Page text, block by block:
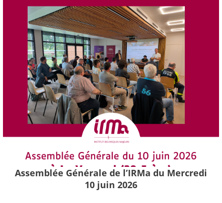
Assemblée Générale de l’IRMa du Mercredi
10 juin 2026